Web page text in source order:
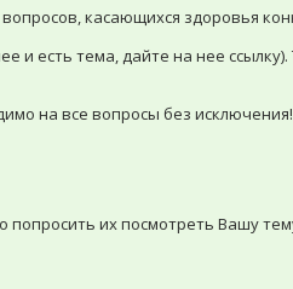
касающихся здоровья
есть тема, дайте на нее
на все вопросы без
их посмотреть Вашу